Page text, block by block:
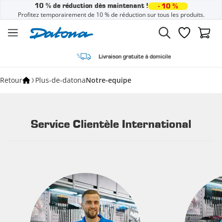
10 % de réduction dès maintenant ! - 10 %
Profitez temporairement de 10 % de réduction sur tous les produits.
Liste dePanier
Livraison gratuite à domicile
Retour Plus-de-datonaNotre-equipe
Service Clientèle International